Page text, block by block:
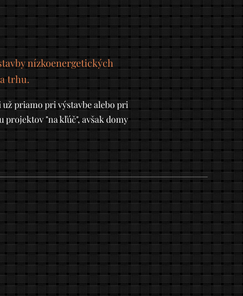
nízkoenergetických
trhu.
priamo pri výstavbe alebo pri
"na kľúč", avšak domy